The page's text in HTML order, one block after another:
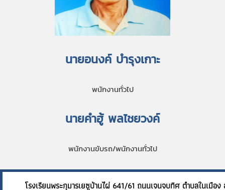
นายอนงค์ บำรุงเกาะ
พนักงานทั่วไป
นายคำฮู้ พลไชยวงค์
พนักงานขับรถ/พนักงานทั่วไป
โรงเรียนพระกุมารเยซูบ้านไผ่ 641/61 ถนนเจนจบทิ